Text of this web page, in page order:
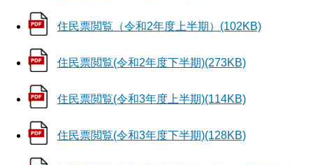
住民票閲覧（令和2年度上半期）(102KB)
住民票閲覧(令和2年度下半期)(273KB)
住民票閲覧(令和3年度上半期)(114KB)
住民票閲覧(令和3年度下半期)(128KB)